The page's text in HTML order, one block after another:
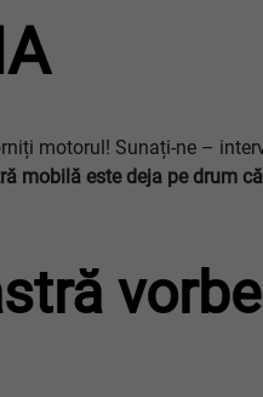
motorul! Sunați-ne –
mobilă este deja pe drum